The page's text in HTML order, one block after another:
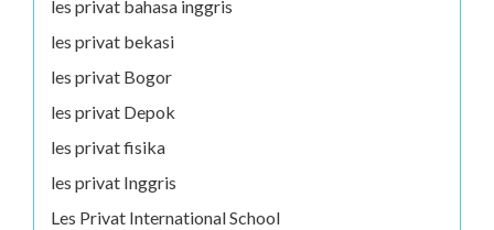
les privat bahasa inggris
les privat bekasi
les privat Bogor
les privat Depok
les privat fisika
les privat Inggris
Les Privat International School